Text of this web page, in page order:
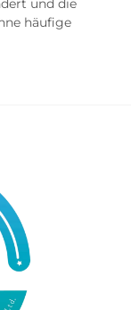
und die
häufige